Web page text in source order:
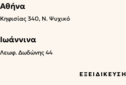
Αθήνα
Κηφισίας 340, Ν. Ψυχικό
Ιωάννινα
Λεωφ. Δωδώνης 44
ΕΞΕΙΔΊΚΕΥΣΗ